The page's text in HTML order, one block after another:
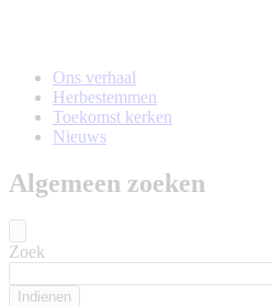
Ons verhaal
Herbestemmen
Toekomst kerken
Nieuws
Algemeen zoeken
Zoek